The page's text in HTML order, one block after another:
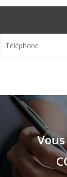
Téléphone